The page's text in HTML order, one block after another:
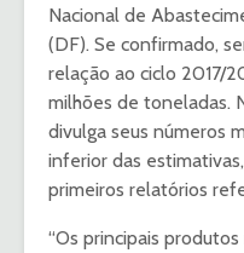
Nacional de
(DF). Se confirmado,
relação ao ciclo 2017/
milhões de toneladas.
divulga seus números
inferior das
primeiros relatórios
“Os principais